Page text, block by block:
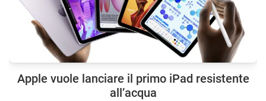
Apple vuole lanciare il primo iPad resistente
all’acqua